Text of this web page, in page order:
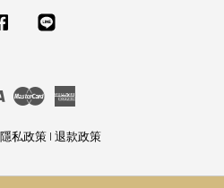
Facebook
Visa Master
隱私政策 | 退款政策